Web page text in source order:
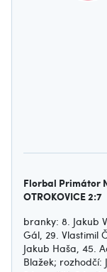
Florbal Primátor
OTROKOVICE 2:7
branky: 8. Jakub
Gál, 29. Vlastimil
Jakub Haša, 45.
Blažek; rozhodčí: